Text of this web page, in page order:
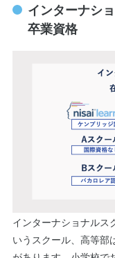
インターナシ
卒業資格
インターナショナルス
いうスクール、高等部